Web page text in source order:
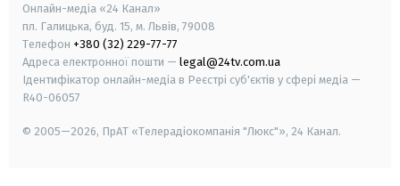
Онлайн-медіа «24 Канал»
пл. Галицька, буд. 15, м. Львів, 79008
Телефон +380 (32) 229-77-77
Адреса електронної пошти — legal@24tv.com.ua
Ідентифікатор онлайн-медіа в Реєстрі суб'єктів у сфері медіа —
R40-06057
© 2005—2026, ПрАТ «Телерадіокомпанія "Люкс"», 24 Канал.